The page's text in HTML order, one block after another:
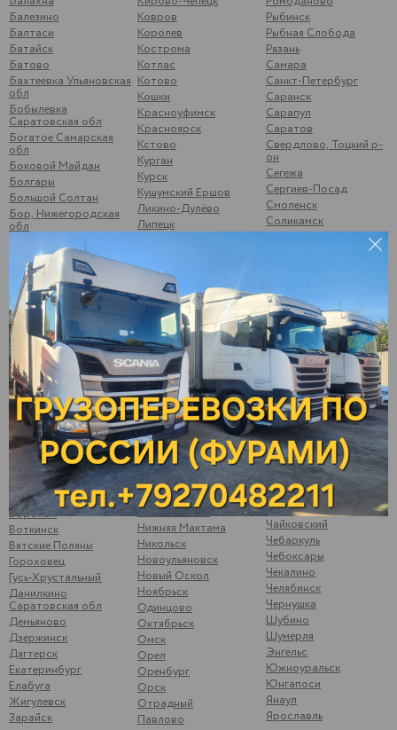
Балезино
Балтаси
Батайск
Батово
Бахтеевка Ульяновская
обл
Бобылевка
Саратовская обл
Богатое Самарская
обл
Боковой Майдан
Болгары
Большой Солтан
Бор, Нижегородская
обл
Брянск
Бугульма
Бузулук
Буинск
Варна
Верхние Татышлы
Верхняя Мактама
Верхошижемье
Владимир
Волгоград
Волжск
Волжский
Вологда
Волоколамск
Волчанка
Вольск
Воронеж
Воткинск
Вятские Поляны
Гороховец
Гусь-Хрустальный
Данилкино
Саратовская обл
Демьяново
Дзержинск
Дягтерск
Екатеринбург
Елабуга
Жигулевск
Зарайск
Ковров
Королев
Кострома
Котлас
Котово
Кошки
Красноуфимск
Красноярск
Кстово
Курган
Курск
Кушумский Ершов
Ликино-Дулёво
Липецк
Магнитогорск
Малая Вишера
Малая Пурга
Менделеевск
Можайск
Можга
Москва
Мулянка
Муром
Набережные Челны
Невьянск
Нефтеюганск
Нижневартовск
Нижнекамск
Нижний Новгород
Нижний Тагил
Нижняя Мактама
Никольск
Новоульяновск
Новый Оскол
Ноябрьск
Одинцово
Октябрьск
Омск
Орел
Оренбург
Орск
Отрадный
Павлово
Рыбинск
Рыбная Слобода
Рязань
Самара
Санкт-Петербург
Саранск
Сарапул
Саратов
Свердлово, Тоцкий р-
он
Сегежа
Сергиев-Посад
Смоленск
Соликамск
Старый Оскол
Сургут
Сызрань
Сыктывкар
Тамбов
Тверь
Темрюк
Тимашево
Тольятти
Ува
Ульяновск
Усть-Катав
Уфа
Ухта
Цильна
Чайковский
Чебаркуль
Чебоксары
Чекалино
Челябинск
Чернушка
Шубино
Шумерля
Энгельс
Южноуральск
Юнгапоси
Янаул
Ярославль